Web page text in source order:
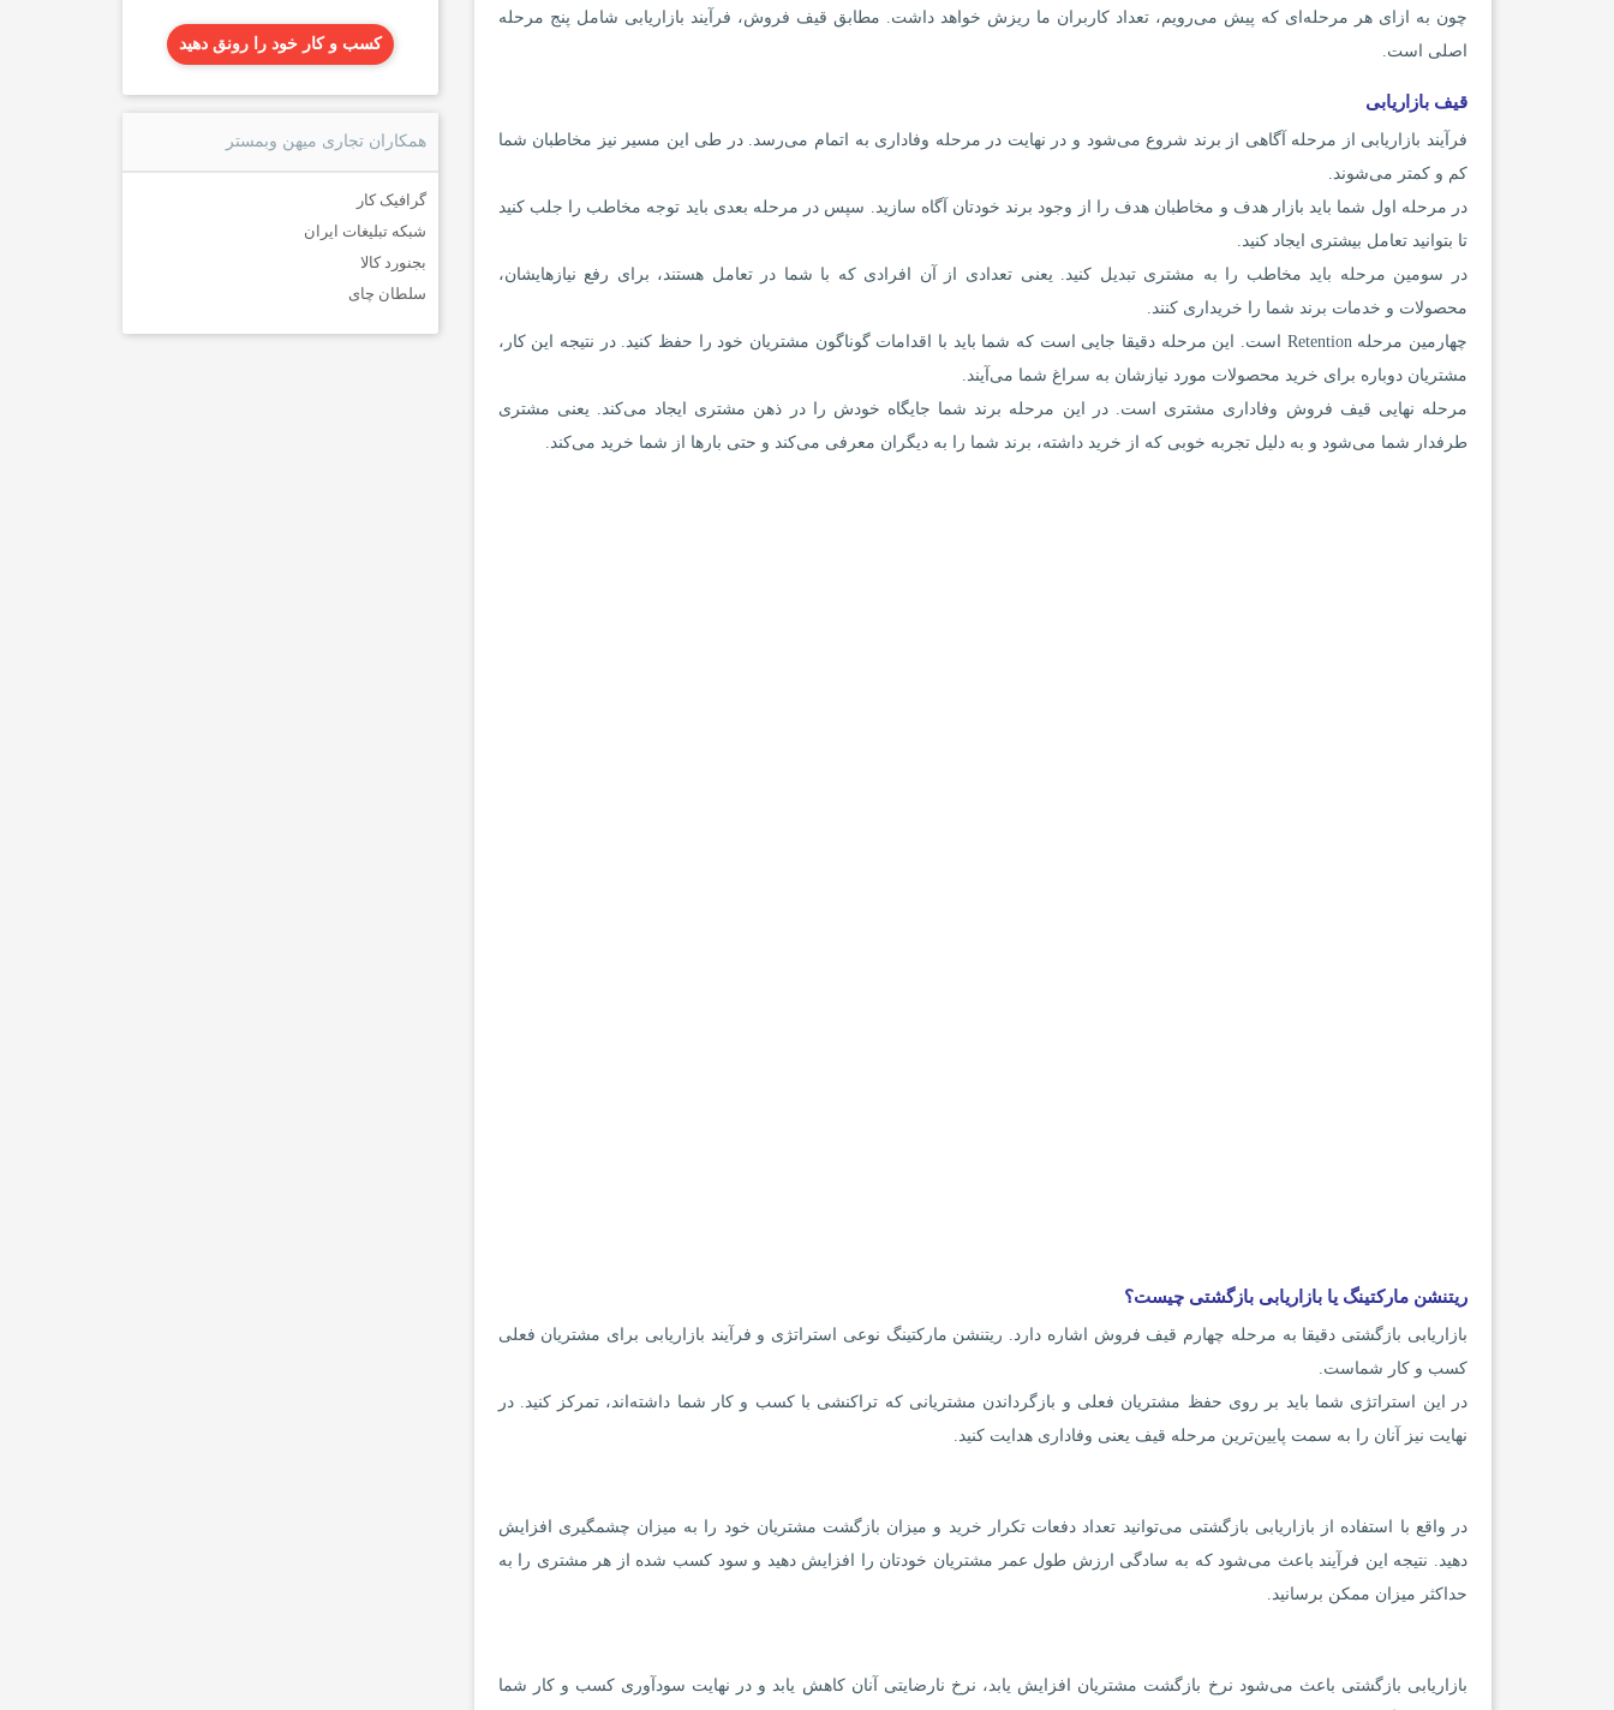
چون به ازای هر مرحله‌ای که پیش می‌رویم، تعداد کاربران ما ریزش خواهد داشت. مطابق قیف فروش، فرآیند بازاریابی شامل پنج مرحله
اصلی است.
قیف بازاریابی
فرآیند بازاریابی از مرحله آگاهی از برند شروع می‌شود و در نهایت در مرحله وفاداری به اتمام می‌رسد. در طی این مسیر نیز مخاطبان شما
کم و کمتر می‌شوند.
در مرحله اول شما باید بازار هدف و مخاطبان هدف را از وجود برند خودتان آگاه سازید. سپس در مرحله بعدی باید توجه مخاطب را جلب کنید
تا بتوانید تعامل بیشتری ایجاد کنید.
در سومین مرحله باید مخاطب را به مشتری تبدیل کنید. یعنی تعدادی از آن افرادی که با شما در تعامل هستند، برای رفع نیازهایشان،
محصولات و خدمات برند شما را خریداری کنند.
چهارمین مرحله Retention است. این مرحله دقیقا جایی است که شما باید با اقدامات گوناگون مشتریان خود را حفظ کنید. در نتیجه این کار،
مشتریان دوباره برای خرید محصولات مورد نیازشان به سراغ شما می‌آیند.
مرحله نهایی قیف فروش وفاداری مشتری است. در این مرحله برند شما جایگاه خودش را در ذهن مشتری ایجاد می‌کند. یعنی مشتری
طرفدار شما می‌شود و به دلیل تجربه خوبی که از خرید داشته، برند شما را به دیگران معرفی می‌کند و حتی بارها از شما خرید می‌کند.
ریتنشن مارکتینگ یا بازاریابی بازگشتی چیست؟
بازاریابی بازگشتی دقیقا به مرحله چهارم قیف فروش اشاره دارد. ریتنشن مارکتینگ نوعی استراتژی و فرآیند بازاریابی برای مشتریان فعلی
کسب و کار شماست.
در این استراتژی شما باید بر روی حفظ مشتریان فعلی و بازگرداندن مشتریانی که تراکنشی با کسب و کار شما داشته‌اند، تمرکز کنید. در
نهایت نیز آنان را به سمت پایین‌ترین مرحله قیف یعنی وفاداری هدایت کنید.
در واقع با استفاده از بازاریابی بازگشتی می‌توانید تعداد دفعات تکرار خرید و میزان بازگشت مشتریان خود را به میزان چشمگیری افزایش
دهید. نتیجه این فرآیند باعث می‌شود که به سادگی ارزش طول عمر مشتریان خودتان را افزایش دهید و سود کسب شده از هر مشتری را به
حداکثر میزان ممکن برسانید.
بازاریابی بازگشتی باعث می‌شود نرخ بازگشت مشتریان افزایش یابد، نرخ نارضایتی آنان کاهش یابد و در نهایت سودآوری کسب و کار شما
کسب و کار خود را رونق دهید
همکاران تجاری میهن وبمستر
گرافیک کار
شبکه تبلیغات ایران
بجنورد کالا
سلطان چای